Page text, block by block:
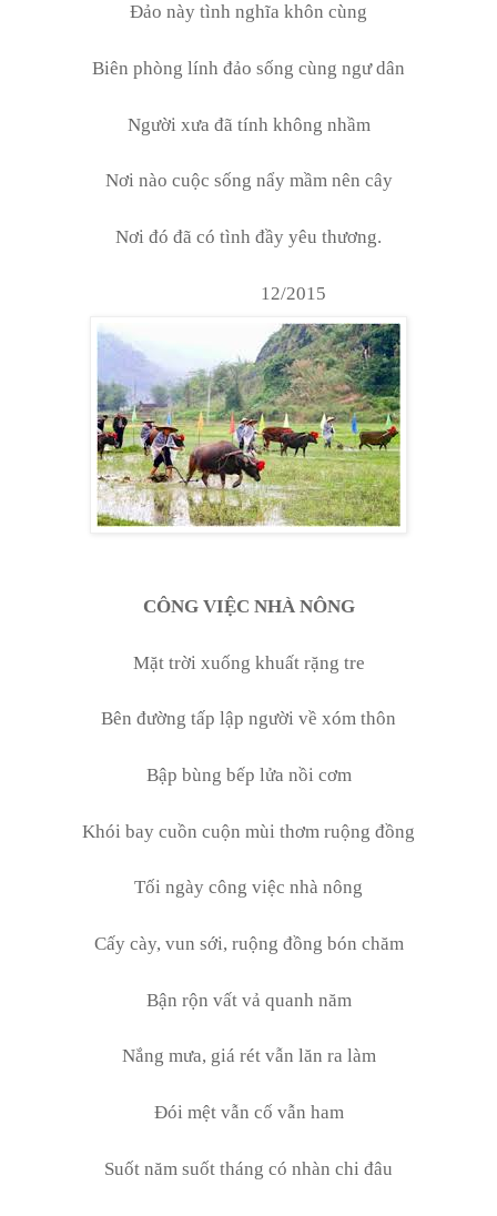
Đảo này tình nghĩa khôn cùng
Biên phòng lính đảo sống cùng ngư dân
Người xưa đã tính không nhầm
Nơi nào cuộc sống nẩy mầm nên cây
Nơi đó đã có tình đầy yêu thương.
12/2015
CÔNG VIỆC NHÀ NÔNG
Mặt trời xuống khuất rặng tre
Bên đường tấp lập người về xóm thôn
Bập bùng bếp lửa nồi cơm
Khói bay cuồn cuộn mùi thơm ruộng đồng
Tối ngày công việc nhà nông
Cấy cày, vun sới, ruộng đồng bón chăm
Bận rộn vất vả quanh năm
Nắng mưa, giá rét vẫn lăn ra làm
Đói mệt vẫn cố vẫn ham
Suốt năm suốt tháng có nhàn chi đâu